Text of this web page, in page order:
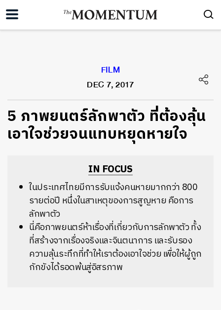
FILM
DEC 7, 2017
​5 ภาพยนตร์ลักพาตัว ที่ต้องลุ้น
เอาใจช่วยจนแทบหยุดหายใจ
IN FOCUS
ในประเทศไทยมีการรับแจ้งคนหายมากกว่า 800
รายต่อปี หนึ่งในสาเหตุของการสูญหาย คือการ
ลักพาตัว
นี่คือภาพยนตร์ห้าเรื่องที่เกี่ยวกับการลักพาตัว ทั้ง
ที่สร้างจากเรื่องจริงและจินตนาการ และรับรอง
ความลุ้นระทึกที่ทำให้เราต้องเอาใจช่วย เพื่อให้ผู้ถูก
กักขังได้รอดพ้นสู่อิสรภาพ